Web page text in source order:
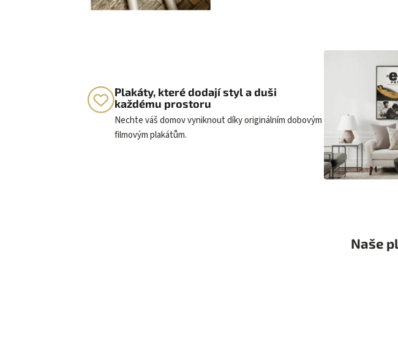
Plakáty, které dodají styl a duši
každému prostoru
Nechte váš domov vyniknout díky originálním dobovým
filmovým plakátům.
Naše